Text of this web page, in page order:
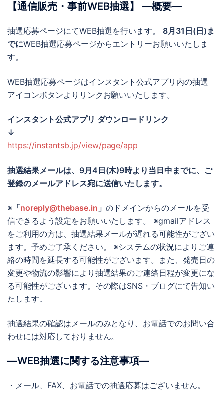
【通信販売・事前WEB抽選】 ―概要―
抽選応募ページにてWEB抽選を行います。 8月31日(日)ま
でにWEB抽選応募ページからエントリーお願いいたしま
す。
WEB抽選応募ページはインスタント公式アプリ内の抽選
アイコンボタンよりリンクお願いいたします。
インスタント公式アプリ ダウンロードリンク
↓
https://instantsb.jp/view/page/app
抽選結果メールは、 9月4日(木)9時より当日中までに、ご
登録のメールアドレス宛に送信いたします。
※ 「noreply@thebase.in 」 のドメインからのメールを受
信できるよう設定をお願いいたします。 ※gmailアドレス
をご利用の方は、抽選結果メールが遅れる可能性がござい
ます。予めご了承ください。 ※システムの状況によりご連
絡の時間を延長する可能性がございます。また、発売日の
変更や物流の影響により抽選結果のご連絡日程が変更にな
る可能性がございます。その際はSNS・ブログにて告知い
たします。
抽選結果の確認はメールのみとなり、お電話でのお問い合
わせには対応しておりません。
―WEB抽選に関する注意事項―
・メール、FAX、お電話での抽選応募はございません。